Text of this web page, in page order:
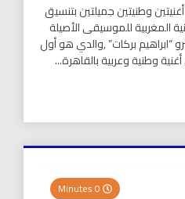
وطنيتين جميلتين بتنسيق
المغربية للموسيقى الأصيلة
“ابراهيم بركات” ,والدي هو أول
وطنية وعربية بالقاهرة...